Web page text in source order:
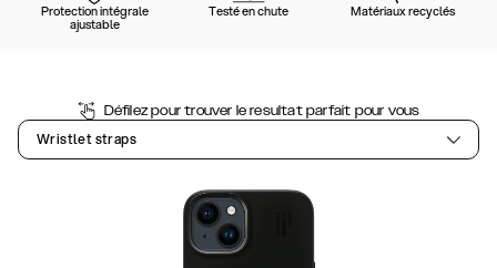
Protection intégrale
ajustable
Testé en chute Matériaux recyclés
Défilez pour trouver le resultat parfait pour vous
Wristlet straps